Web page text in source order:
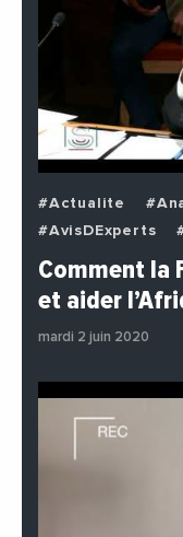
#Actualite
#AvisDExperts
#Politique
Comment la
et aider
mardi 2 juin 2020